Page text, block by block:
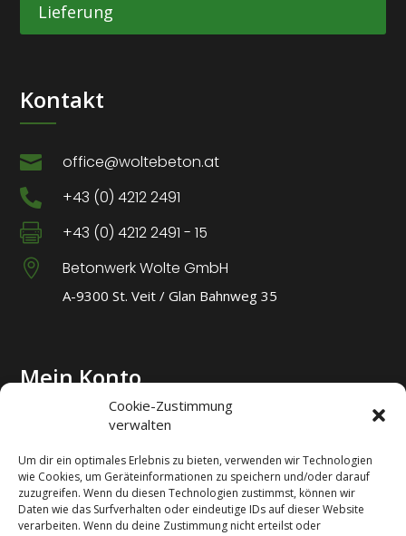
Cookie-Zustimmung
verwalten
Um dir ein optimales Erlebnis zu bieten, verwenden wir Technologien
wie Cookies, um Geräteinformationen zu speichern und/oder darauf
zuzugreifen. Wenn du diesen Technologien zustimmst, können wir
Daten wie das Surfverhalten oder eindeutige IDs auf dieser Website
verarbeiten. Wenn du deine Zustimmung nicht erteilst oder
Lieferung
Kontakt
 office@woltebeton.at
 +43 (0) 4212 2491
 +43 (0) 4212 2491 - 15
 Betonwerk Wolte GmbH
A-9300 St. Veit / Glan Bahnweg 35
Mein Konto
Login
Meine Bestellungen